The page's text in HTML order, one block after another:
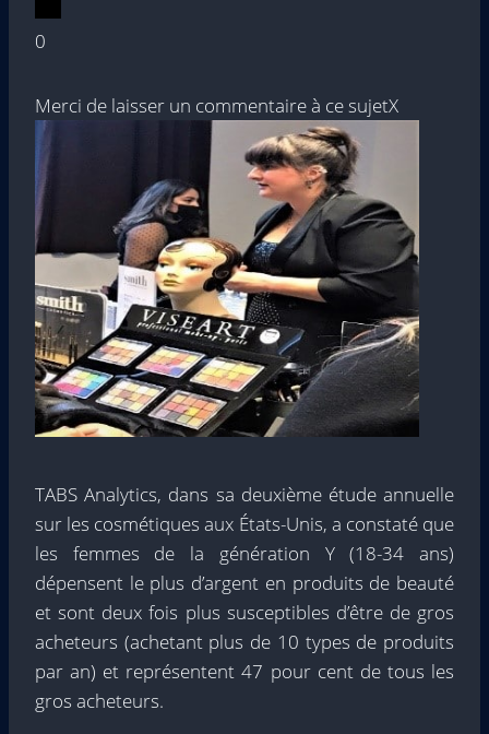
0
Merci de laisser un commentaire à ce sujetX
TABS Analytics, dans sa deuxième étude annuelle
sur les cosmétiques aux États-Unis, a constaté que
les femmes de la génération Y (18-34 ans)
dépensent le plus d’argent en produits de beauté
et sont deux fois plus susceptibles d’être de gros
acheteurs (achetant plus de 10 types de produits
par an) et représentent 47 pour cent de tous les
gros acheteurs.